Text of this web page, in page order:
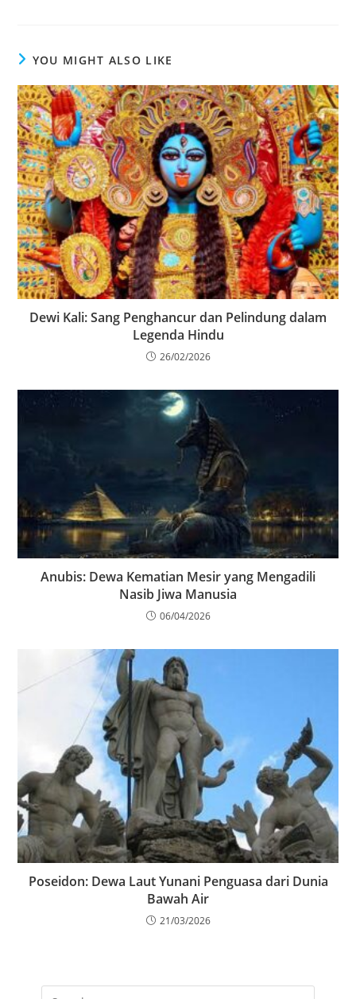
YOU MIGHT ALSO LIKE
Dewi Kali: Sang Penghancur dan Pelindung dalam
Legenda Hindu
26/02/2026
Anubis: Dewa Kematian Mesir yang Mengadili
Nasib Jiwa Manusia
06/04/2026
Poseidon: Dewa Laut Yunani Penguasa dari Dunia
Bawah Air
21/03/2026